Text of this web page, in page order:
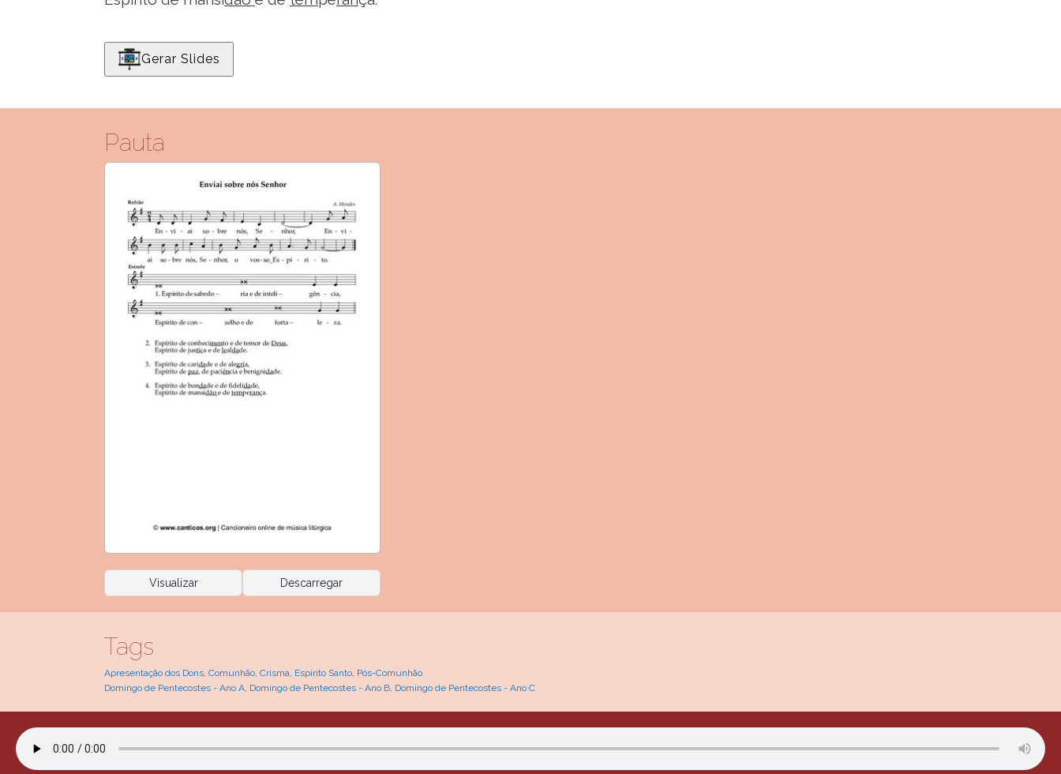
Gerar Slides
Pauta
Visualizar Descarregar
Tags
Apresentação dos Dons, Comunhão, Crisma, Espírito Santo, Pós-Comunhão
Domingo de Pentecostes - Ano A, Domingo de Pentecostes - Ano B, Domingo de Pentecostes - Ano C